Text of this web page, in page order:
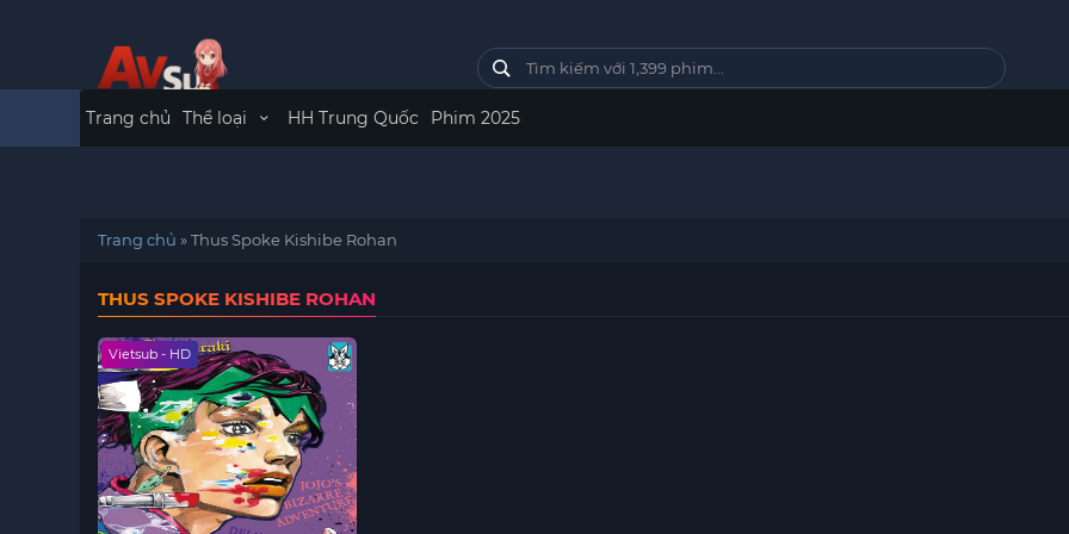
Trang chủ Thể loại HH Trung Quốc Phim 2025
Trang chủ »Thus Spoke Kishibe Rohan
THUS SPOKE KISHIBE ROHAN
Vietsub - HD